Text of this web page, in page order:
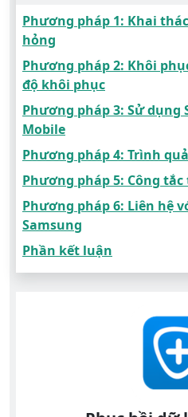
Phương pháp 1: Khai
hỏng
Phương pháp 2: Khôi
độ khôi phục
Phương pháp 3: Sử dụng
Mobile
Phương pháp 4: Trình
Phương pháp 5: Công
Phương pháp 6: Liên hệ
Samsung
Phần kết luận